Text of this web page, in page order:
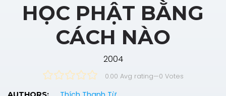
HỌC PHẬT BẰNG
CÁCH NÀO
2004
0.00 Avg rating—0 Votes